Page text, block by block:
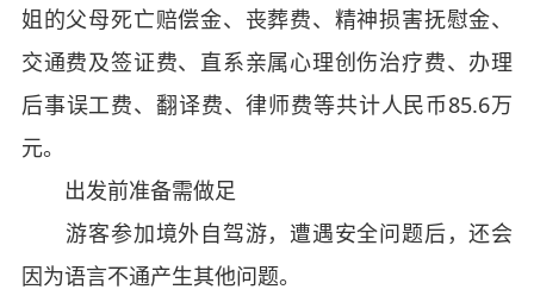
姐的父母死亡赔偿金、丧葬费、精神损害抚慰金、
交通费及签证费、直系亲属心理创伤治疗费、办理
后事误工费、翻译费、律师费等共计人民币85.6万
元。
出发前准备需做足
游客参加境外自驾游，遭遇安全问题后，还会
因为语言不通产生其他问题。